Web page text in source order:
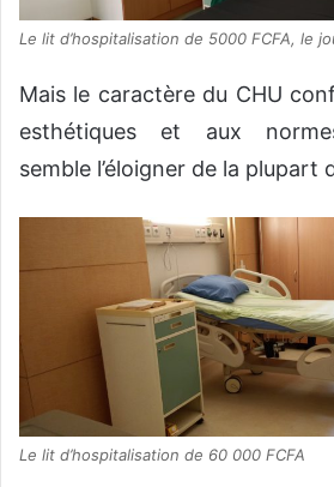
Le lit d’hospitalisation de 5000 FCFA, le
Mais le caractère du CHU
esthétiques et aux
semble l’éloigner de la plupart
Le lit d’hospitalisation de 60 000 FCFA